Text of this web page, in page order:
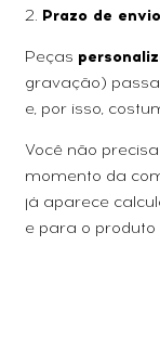
2. Prazo de envio
Peças
gravação)
e, por isso,
Você não
momento da
já aparece
e para o produto